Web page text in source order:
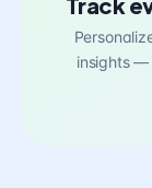
insights —